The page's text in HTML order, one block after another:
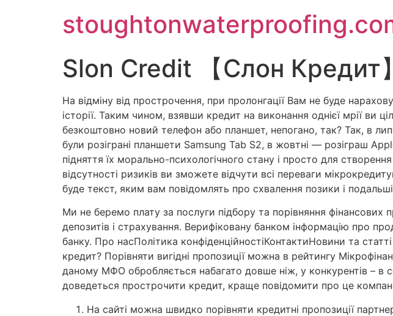
Slon Credit 【Слон Кредит
На відміну від прострочення, при пролонгації Вам не буде
історії. Таким чином, взявши кредит на виконання однієї мрії
безкоштовно новий телефон або планшет, непогано, так? Так, в
були розіграні планшети Samsung Tab S2, в жовтні — розіграш
підняття їх морально-психологічного стану і просто для
відсутності ризиків ви зможете відчути всі переваги
буде текст, яким вам повідомлять про схвалення позики і
Ми не беремо плату за послуги підбору та порівняння фінансових
депозитів і страхування. Верифіковану банком інформацію про
банку. Про насПолітика конфіденційностіКонтактиНовини та
кредит? Порівняти вигідні пропозиції можна в рейтингу
даному МФО обробляється набагато довше ніж, у конкурентів –
доведеться прострочити кредит, краще повідомити про це
На сайті можна швидко порівняти кредитні пропозиції